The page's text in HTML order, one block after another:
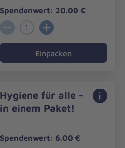
Spendenwert: 20.00 €
1
Einpacken
Hygiene für alle –
in einem Paket!
Spendenwert: 6.00 €